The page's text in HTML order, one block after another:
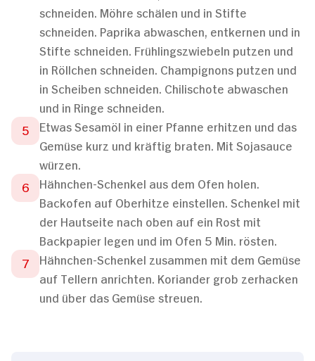
schneiden. Möhre schälen und in Stifte
schneiden. Paprika abwaschen, entkernen und in
Stifte schneiden. Frühlingszwiebeln putzen und
in Röllchen schneiden. Champignons putzen und
in Scheiben schneiden. Chilischote abwaschen
und in Ringe schneiden.
Etwas Sesamöl in einer Pfanne erhitzen und das
Gemüse kurz und kräftig braten. Mit Sojasauce
würzen.
Hähnchen-Schenkel aus dem Ofen holen.
Backofen auf Oberhitze einstellen. Schenkel mit
der Hautseite nach oben auf ein Rost mit
Backpapier legen und im Ofen 5 Min. rösten.
Hähnchen-Schenkel zusammen mit dem Gemüse
auf Tellern anrichten. Koriander grob zerhacken
und über das Gemüse streuen.